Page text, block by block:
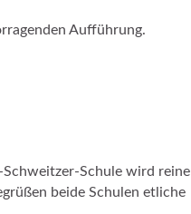
Aufführung.
Schule wird reine
beide Schulen etliche